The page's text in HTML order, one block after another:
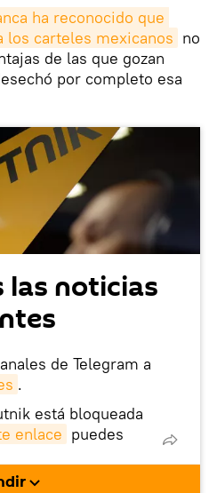
ha reconocido que
los carteles mexicanos no
de las que gozan
por completo esa
las noticias
de Telegram a
.
está bloqueada
enlace puedes